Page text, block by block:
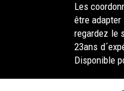
Les
être adapter
regardez le
23ans
Disponible